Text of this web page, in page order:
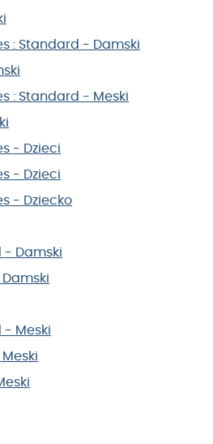
: Standard - Damski
: Standard - Meski
- Dzieci
- Dzieci
- Dziecko
- Damski
Damski
- Meski